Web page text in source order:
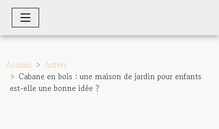
Accueil
Autres
Cabane en bois : une maison de jardin pour enfants
est-elle une bonne idée ?